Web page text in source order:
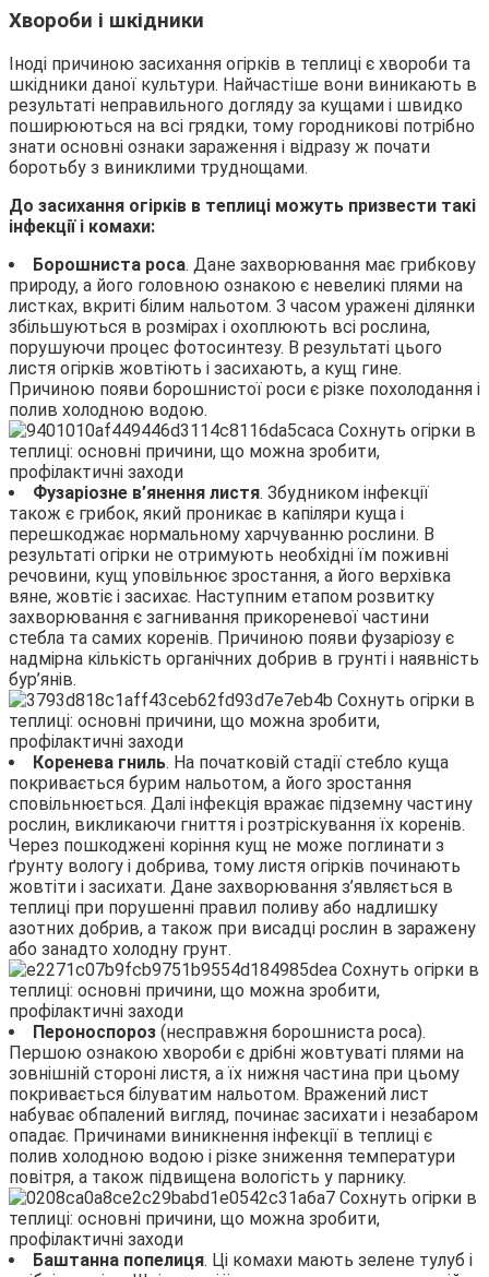
Хвороби і шкідники
Іноді причиною засихання огірків в теплиці є хвороби та
шкідники даної культури. Найчастіше вони виникають в
результаті неправильного догляду за кущами і швидко
поширюються на всі грядки, тому городникові потрібно
знати основні ознаки зараження і відразу ж почати
боротьбу з виниклими труднощами.
До засихання огірків в теплиці можуть призвести такі
інфекції і комахи:
Борошниста роса. Дане захворювання має грибкову
природу, а його головною ознакою є невеликі плями на
листках, вкриті білим нальотом. З часом уражені ділянки
збільшуються в розмірах і охоплюють всі рослина,
порушуючи процес фотосинтезу. В результаті цього
листя огірків жовтіють і засихають, а кущ гине.
Причиною появи борошнистої роси є різке похолодання і
полив холодною водою.
Фузаріозне в’янення листя. Збудником інфекції
також є грибок, який проникає в капіляри куща і
перешкоджає нормальному харчуванню рослини. В
результаті огірки не отримують необхідні їм поживні
речовини, кущ уповільнює зростання, а його верхівка
вяне, жовтіє і засихає. Наступним етапом розвитку
захворювання є загнивання прикореневої частини
стебла та самих коренів. Причиною появи фузаріозу є
надмірна кількість органічних добрив в грунті і наявність
бур’янів.
Коренева гниль. На початковій стадії стебло куща
покривається бурим нальотом, а його зростання
сповільнюється. Далі інфекція вражає підземну частину
рослин, викликаючи гниття і розтріскування їх коренів.
Через пошкоджені коріння кущ не може поглинати з
ґрунту вологу і добрива, тому листя огірків починають
жовтіти і засихати. Дане захворювання з’являється в
теплиці при порушенні правил поливу або надлишку
азотних добрив, а також при висадці рослин в заражену
або занадто холодну грунт.
Пероноспороз (несправжня борошниста роса).
Першою ознакою хвороби є дрібні жовтуваті плями на
зовнішній стороні листя, а їх нижня частина при цьому
покривається білуватим нальотом. Вражений лист
набуває обпалений вигляд, починає засихати і незабаром
опадає. Причинами виникнення інфекції в теплиці є
полив холодною водою і різке зниження температури
повітря, а також підвищена вологість у парнику.
Баштанна попелиця. Ці комахи мають зелене тулуб і